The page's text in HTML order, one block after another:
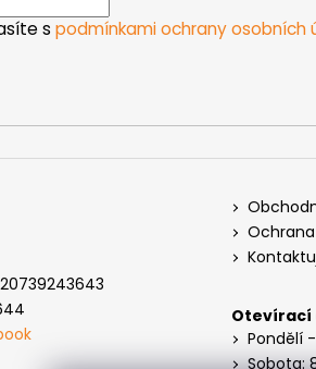
s podmínkami ochrany osobních
Otevírací
Pondělí
Sobota: